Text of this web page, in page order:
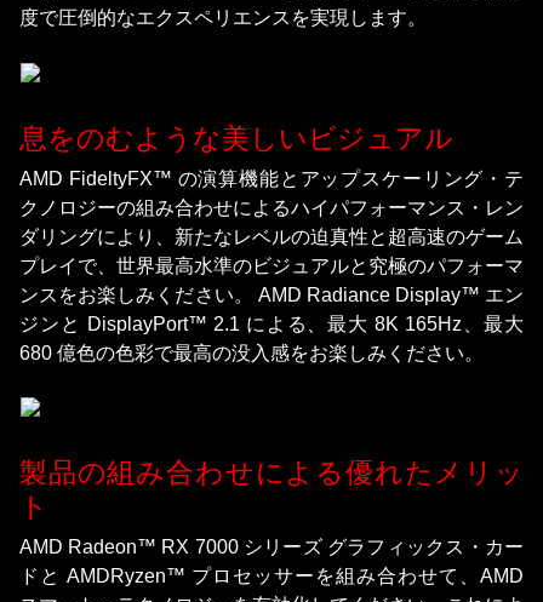
度で圧倒的なエクスペリエンスを実現します。
息をのむような美しいビジュアル
AMD FideltyFX™ の演算機能とアップスケーリング・テ
クノロジーの組み合わせによるハイパフォーマンス・レン
ダリングにより、新たなレベルの迫真性と超高速のゲーム
プレイで、世界最高水準のビジュアルと究極のパフォーマ
ンスをお楽しみください。 AMD Radiance Display™ エン
ジンと DisplayPort™ 2.1 による、最大 8K 165Hz、最大
680 億色の色彩で最高の没入感をお楽しみください。
製品の組み合わせによる優れたメリッ
ト
AMD Radeon™ RX 7000 シリーズ グラフィックス・カー
ドと AMDRyzen™ プロセッサーを組み合わせて、AMD